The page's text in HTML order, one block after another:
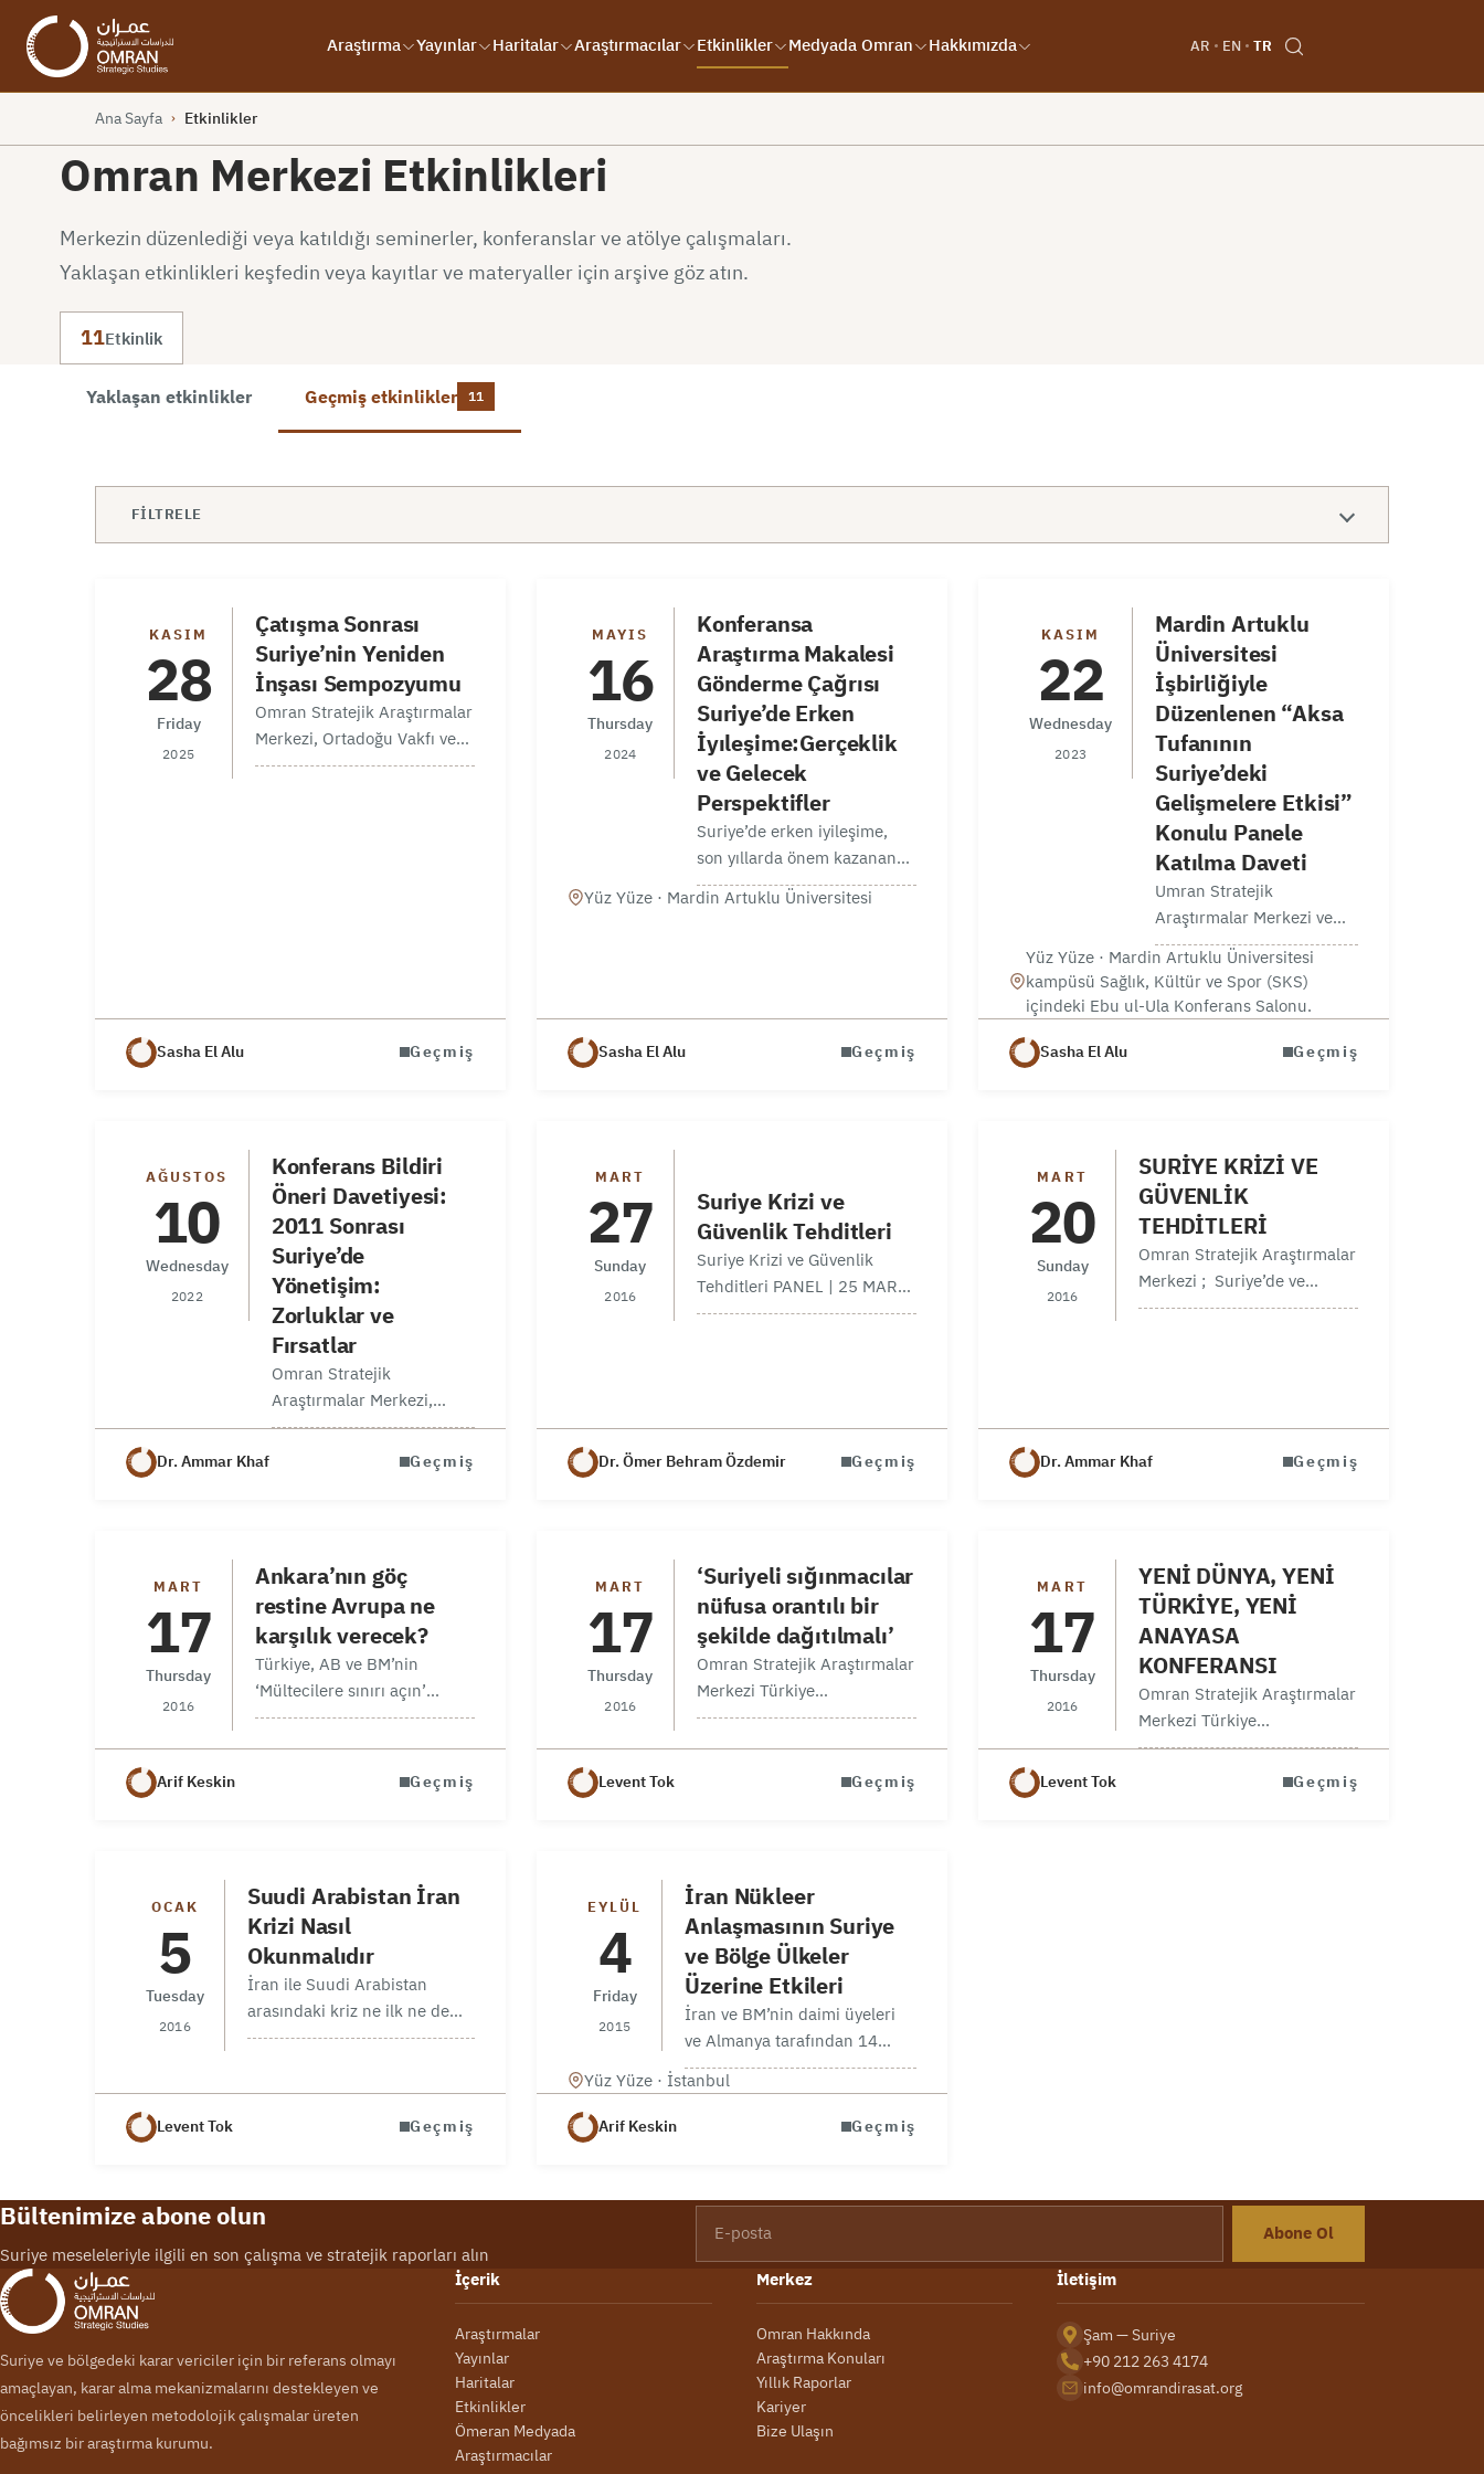
Araştırma Yayınlar Haritalar Araştırmacılar Etkinlikler Medyada Omran Hakkımızda AR EN TR
Ana Sayfa › Etkinlikler
Omran Merkezi Etkinlikleri
Merkezin düzenlediği veya katıldığı seminerler, konferanslar ve atölye çalışmaları.
Yaklaşan etkinlikleri keşfedin veya kayıtlar ve materyaller için arşive göz atın.
11Etkinlik
Yaklaşan etkinlikler Geçmiş etkinlikler 11
FILTRELE
KASIM
28
Friday
2025
Çatışma Sonrası
Suriye’nin Yeniden
İnşası Sempozyumu
Omran Stratejik Araştırmalar
Merkezi, Ortadoğu Vakfı ve
İZÜ / İstanbul Sabahattin
Sasha El Alu Geçmiş
MAYIS
16
Thursday
2024
Konferansa
Araştırma Makalesi
Gönderme Çağrısı
Suriye’de Erken
İyıleşime:Gerçeklik
ve Gelecek
Perspektifler
Suriye’de erken iyileşime,
son yıllarda önem kazanan
bir değişken olarak öne
çıkıyor. Bu kapsamda, Ümran
“Suriye’de Erken İyileşme:
Gerçeklik ve Gelecek
Yüz Yüze · Mardin Artuklu Üniversitesi
Sasha El Alu Geçmiş
KASIM
22
Wednesday
2023
Mardin Artuklu
Üniversitesi
İşbirliğiyle
Düzenlenen “Aksa
Tufanının
Suriye’deki
Gelişmelere Etkisi”
Konulu Panele
Katılma Daveti
Umran Stratejik
Araştırmalar Merkezi ve
Mardin Artuklu
Üniversitesi işbirliğiyle
düzenlenen “Aksa
Tufanının Suriye’deki
Gelişmelere Etkisi” konulu
Türü: Genel Katılım Şekli:
Yüz yüze Tarih :…
Yüz Yüze · Mardin Artuklu Üniversitesi
kampüsü Sağlık, Kültür ve Spor (SKS)
içindeki Ebu ul-Ula Konferans Salonu.
Sasha El Alu Geçmiş
AĞUSTOS
10
Wednesday
2022
Konferans Bildiri
Öneri Davetiyesi:
2011 Sonrası
Suriye’de
Yönetişim:
Zorluklar ve
Fırsatlar
Omran Stratejik
Araştırmalar Merkezi,
İstanbul Medipol
Üniversitesi Akdeniz
işbirliğiyle 15 Kasım 2022
tarihinde İstanbul Medipol
Üniversitesinde
gerçekleşecektir.
Konferansın ana teması
Suriye’deki…
Dr. Ammar Khaf Geçmiş
MART
27
Sunday
2016
Suriye Krizi ve
Güvenlik Tehditleri
Suriye Krizi ve Güvenlik
Tehditleri PANEL | 25 MART
2016 Moderatör Talha
Murat…
Dr. Ömer Behram Özdemir Geçmiş
MART
20
Sunday
2016
SURİYE KRİZİ VE
GÜVENLİK
TEHDİTLERİ
Omran Stratejik Araştırmalar
Merkezi ; Suriye’de ve
bölgede politik,ekonomik ve
kurulmuş olan bağımsız bir…
Dr. Ammar Khaf Geçmiş
MART
17
Thursday
2016
Ankara’nın göç
restine Avrupa ne
karşılık verecek?
Türkiye, AB ve BM’nin
‘Mültecilere sınırı açın’
çağrısına tepki gösterdi.
Omran Stratejik Araştırmalar
Ortadoğu Uzmanı Keskin,
Onları…
Arif Keskin Geçmiş
MART
17
Thursday
2016
‘Suriyeli sığınmacılar
nüfusa orantılı bir
şekilde dağıtılmalı’
Omran Stratejik Araştırmalar
Merkezi Türkiye
Koordinatörü Prof. Dr. Ensar
Nişancı, Hürriyet gazetesi ile
şehirlere orantılı…
Levent Tok Geçmiş
MART
17
Thursday
2016
YENİ DÜNYA, YENİ
TÜRKİYE, YENİ
ANAYASA
KONFERANSI
Omran Stratejik Araştırmalar
Merkezi Türkiye
Koordinatörümüz Dr Ensar
Nişancı, Cumhurbaşkanı
Levent Tok Geçmiş
OCAK
5
Tuesday
2016
Suudi Arabistan İran
Krizi Nasıl
Okunmalıdır
İran ile Suudi Arabistan
arasındaki kriz ne ilk ne de
son olacaktır. İran Devrimi
arasından başlamış olan
rekabet ilişkisinin bugün
konjonktürün özel…
Levent Tok Geçmiş
EYLÜL
4
Friday
2015
İran Nükleer
Anlaşmasının Suriye
ve Bölge Ülkeler
Üzerine Etkileri
İran ve BM’nin daimi üyeleri
ve Almanya tarafından 14
Haziran’da sonuçlandırılan
İran Nükleer Programı
hakkında farklı görüşler ortaya
üzerinde etkisi üzerine farklı
bakış…
Yüz Yüze · İstanbul
Arif Keskin Geçmiş
Bültenimize abone olun
Suriye meseleleriyle ilgili en son çalışma ve stratejik raporları alın
Abone Ol
Suriye ve bölgedeki karar vericiler için bir referans olmayı
amaçlayan, karar alma mekanizmalarını destekleyen ve
öncelikleri belirleyen metodolojik çalışmalar üreten
bağımsız bir araştırma kurumu.
İçerik
Araştırmalar
Yayınlar
Haritalar
Etkinlikler
Ömeran Medyada
Araştırmacılar
Merkez
Omran Hakkında
Araştırma Konuları
Yıllık Raporlar
Kariyer
Bize Ulaşın
İletişim
Şam — Suriye
+90 212 263 4174
info@omrandirasat.org